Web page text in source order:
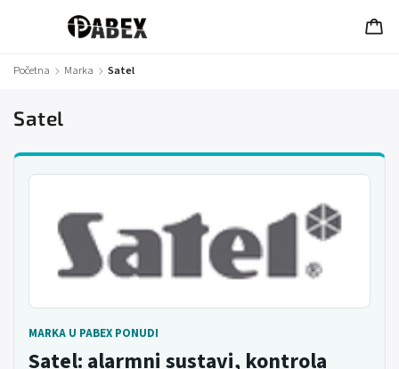
Početna / Marka / Satel
Satel
MARKA U PABEX PONUDI
Satel: alarmni sustavi, kontrola